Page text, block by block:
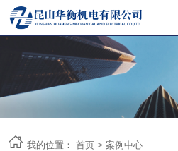
我的位置：首页 >案例中心